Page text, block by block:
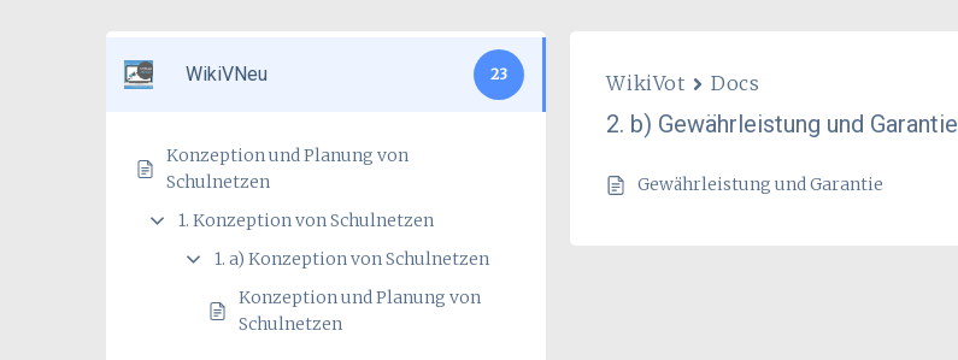
WikiVNeu 23
Konzeption und Planung von
Schulnetzen
1. Konzeption von Schulnetzen
1. a) Konzeption von Schulnetzen
Konzeption und Planung von
Schulnetzen
WikiVot Docs
2. b) Gewährleistung und Garantie
Gewährleistung und Garantie